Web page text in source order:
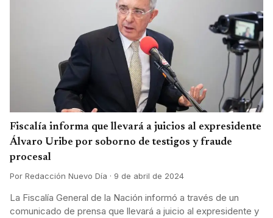
Fiscalía informa que llevará a juicios al expresidente
Álvaro Uribe por soborno de testigos y fraude
procesal
Por Redacción Nuevo Día · 9 de abril de 2024
La Fiscalía General de la Nación informó a través de un
comunicado de prensa que llevará a juicio al expresidente y